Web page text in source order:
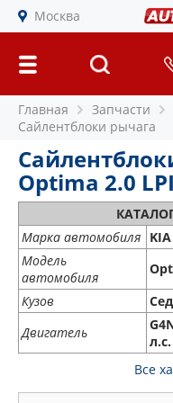
Москва
Главная Запчасти
Сайлентблоки рычага
Optima 2.0
Марка автомобиля KIA
Модель
автомобиля
Кузов
Двигатель
л.с.
Все